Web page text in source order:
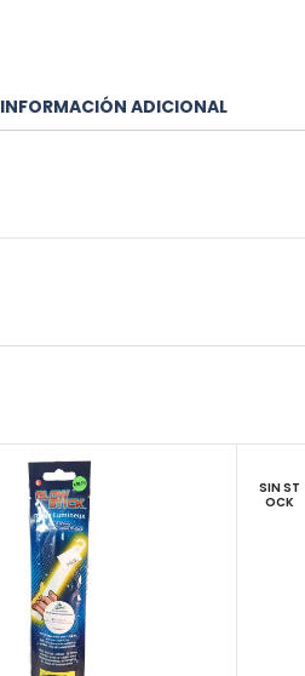
INFORMACIÓN ADICIONAL
SIN ST
OCK